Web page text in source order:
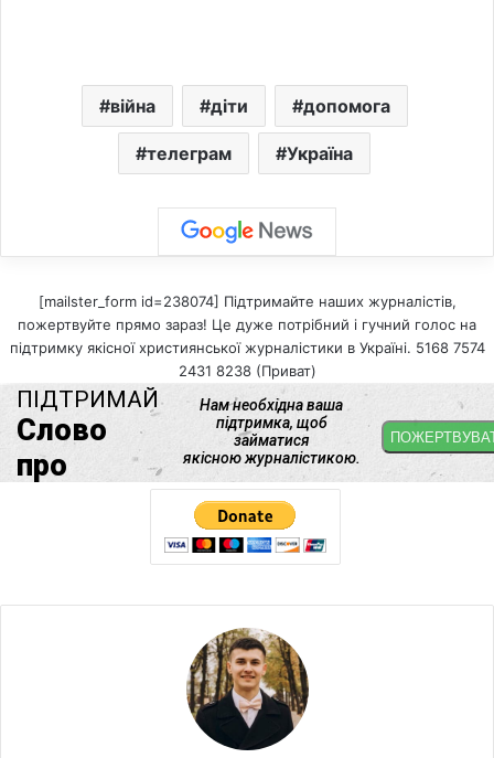
війна діти допомога
телеграм Україна
[mailster_form id=238074] Підтримайте наших журналістів,
пожертвуйте прямо зараз! Це дуже потрібний і гучний голос на
підтримку якісної християнської журналістики в Україні. 5168 7574
2431 8238 (Приват)